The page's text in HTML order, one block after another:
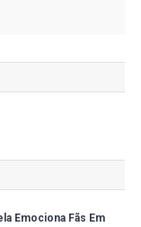
Emociona Fãs Em